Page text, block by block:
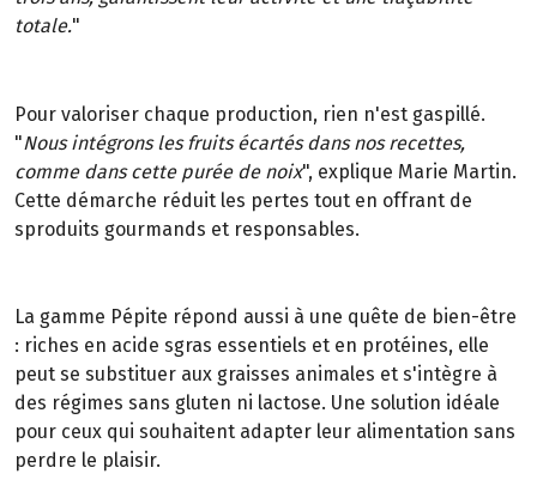
totale."
Pour valoriser chaque production, rien n'est gaspillé.
"Nous intégrons les fruits écartés dans nos recettes,
comme dans cette purée de noix", explique Marie Martin.
Cette démarche réduit les pertes tout en offrant de
sproduits gourmands et responsables.
La gamme Pépite répond aussi à une quête de bien-être
: riches en acide sgras essentiels et en protéines, elle
peut se substituer aux graisses animales et s'intègre à
des régimes sans gluten ni lactose. Une solution idéale
pour ceux qui souhaitent adapter leur alimentation sans
perdre le plaisir.